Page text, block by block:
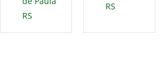
RS
RS